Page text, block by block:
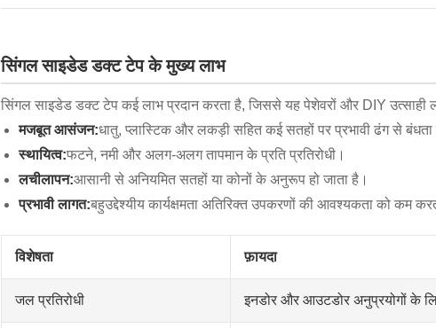
सिंगल साइडेड डक्ट टेप के मुख्य लाभ
सिंगल साइडेड डक्ट टेप कई लाभ प्रदान करता है, जिससे यह पेशेवरों और DIY उत्साही
मजबूत आसंजन:धातु, प्लास्टिक और लकड़ी सहित कई सतहों पर प्रभावी ढंग से बंधता
स्थायित्व:फटने, नमी और अलग-अलग तापमान के प्रति प्रतिरोधी।
लचीलापन:आसानी से अनियमित सतहों या कोनों के अनुरूप हो जाता है।
प्रभावी लागत:बहुउद्देश्यीय कार्यक्षमता अतिरिक्त उपकरणों की आवश्यकता को कम
विशेषता फ़ायदा
जल प्रतिरोधी इनडोर और आउटडोर अनुप्रयोगों के